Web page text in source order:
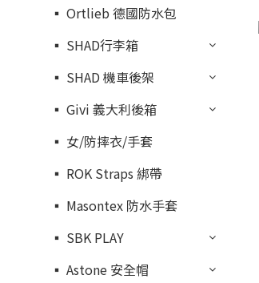
▪︎ Ortlieb 德國防水包
▪︎ SHAD行李箱
▪︎ SHAD 機車後架
▪︎ Givi 義大利後箱
▪︎ 女/防摔衣/手套
▪︎ ROK Straps 綁帶
▪︎ Masontex 防水手套
▪︎ SBK PLAY
▪︎ Astone 安全帽